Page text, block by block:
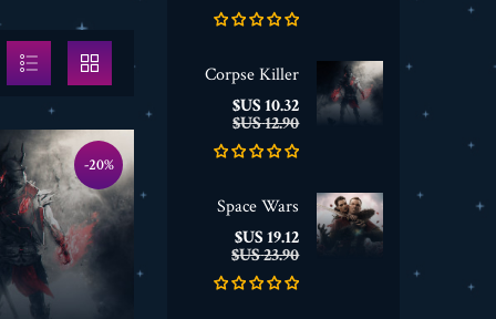
Corpse Killer
السعر
10.32 US$ السعر
الأساسي 12.90 US$
Space Wars
السعر
19.12 US$ السعر
الأساسي 23.90 US$
‎-20%